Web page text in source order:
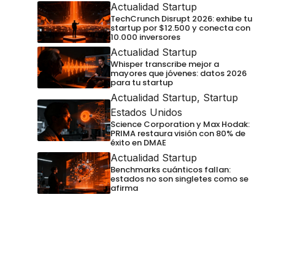
Actualidad Startup
TechCrunch Disrupt 2026: exhibe tu
startup por $12.500 y conecta con
10.000 inversores
Actualidad Startup
Whisper transcribe mejor a
mayores que jóvenes: datos 2026
para tu startup
Actualidad Startup, Startup
Estados Unidos
Science Corporation y Max Hodak:
PRIMA restaura visión con 80% de
éxito en DMAE
Actualidad Startup
Benchmarks cuánticos fallan:
estados no son singletes como se
afirma